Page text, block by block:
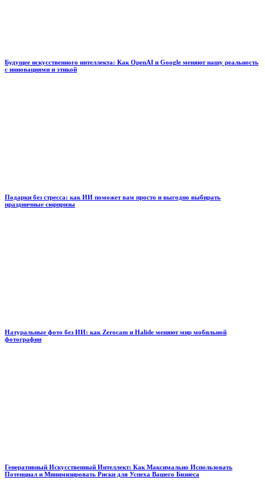
Будущее искусственного интеллекта: Как OpenAI и Google меняют нашу реальность
с инновациями и этикой
Подарки без стресса: как ИИ поможет вам просто и выгодно выбирать
праздничные сюрпризы
Натуральные фото без ИИ: как Zerocam и Halide меняют мир мобильной
фотографии
Генеративный Искусственный Интеллект: Как Максимально Использовать
Потенциал и Минимизировать Риски для Успеха Вашего Бизнеса